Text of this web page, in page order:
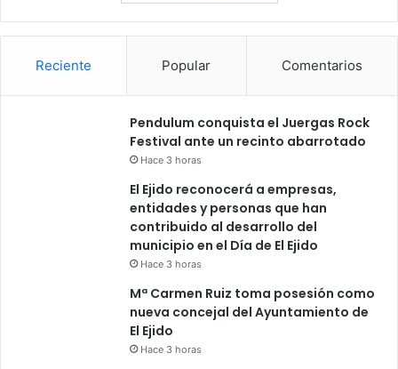
Reciente Popular Comentarios
Pendulum conquista el Juergas Rock
Festival ante un recinto abarrotado
Hace 3 horas
El Ejido reconocerá a empresas,
entidades y personas que han
contribuido al desarrollo del
municipio en el Día de El Ejido
Hace 3 horas
Mª Carmen Ruiz toma posesión como
nueva concejal del Ayuntamiento de
El Ejido
Hace 3 horas